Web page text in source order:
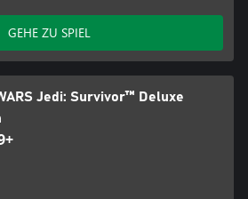
GEHE ZU SPIEL
Jedi: Survivor™ Deluxe